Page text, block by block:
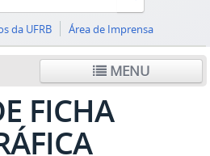
da UFRB Área de Imprensa
MENU
FICHA